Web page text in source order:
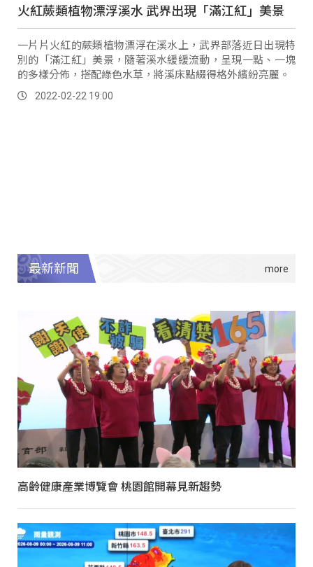
火紅蕨類植物漂浮溪水 武界出現「滿江紅」美景
一片片火紅的蕨類植物漂浮在溪水上，武界部落近日出現特
別的「滿江紅」美景，隨著溪水緩緩流動，呈現一點、一塊
的多樣分佈，搭配綠色水草，將溪床點綴得格外繽紛亮麗。
2022-02-22 19:00
最新新聞
高齡健康產業博覽會 桃園館開幕見新趨勢